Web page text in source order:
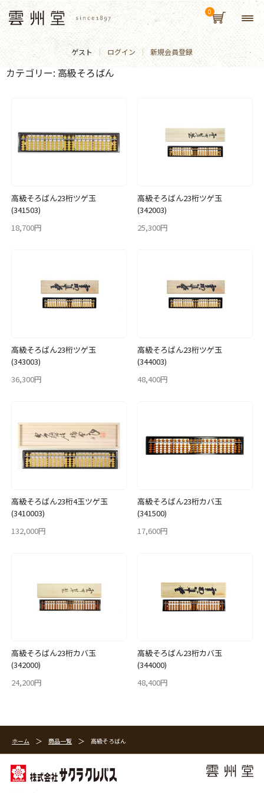
ゲスト ログイン 新規会員登録
カテゴリー: 高級そろばん
高級そろばん23桁ツゲ玉
(341503)
18,700円
高級そろばん23桁ツゲ玉
(342003)
25,300円
高級そろばん23桁ツゲ玉
(343003)
36,300円
高級そろばん23桁ツゲ玉
(344003)
48,400円
高級そろばん23桁4玉ツゲ玉
(3410003)
132,000円
高級そろばん23桁カバ玉
(341500)
17,600円
高級そろばん23桁カバ玉
(342000)
24,200円
高級そろばん23桁カバ玉
(344000)
48,400円
ホーム 商品一覧 高級そろばん